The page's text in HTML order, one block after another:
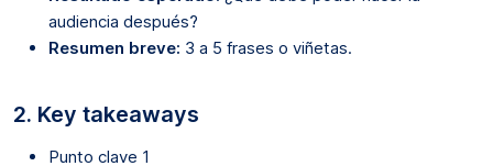
audiencia después?
Resumen breve: 3 a 5 frases o viñetas.
2. Key takeaways
Punto clave 1